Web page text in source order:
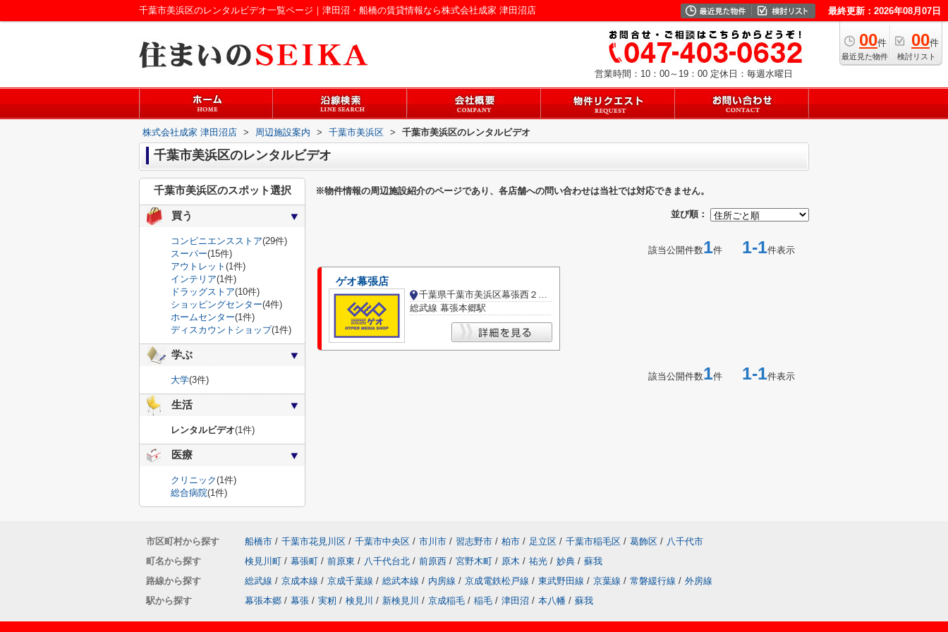
千葉市美浜区のレンタルビデオ一覧ページ｜津田沼・船橋の賃貸情報なら株式会社成家 津田沼店 最終更新：2026年08月07日
00件
最近見た物件
00件
検討リスト
営業時間：10：00～19：00 定休日：毎週水曜日
株式会社成家 津田沼店 > 周辺施設案内 > 千葉市美浜区 > 千葉市美浜区のレンタルビデオ
千葉市美浜区のレンタルビデオ
※物件情報の周辺施設紹介のページであり、各店舗への問い合わせは当社では対応できません。
並び順：
該当公開件数1件 1-1件表示
ゲオ幕張店
千葉県千葉市美浜区幕張西２丁目
総武線 幕張本郷駅
該当公開件数1件 1-1件表示
千葉市美浜区のスポット選択
買う
コンビニエンスストア(29件)
スーパー(15件)
アウトレット (1件)
インテリア(1件)
ドラッグストア(10件)
ショッピングセンター(4件)
ホームセンター(1件)
ディスカウントショップ(1件)
学ぶ
大学(3件)
生活
レンタルビデオ(1件)
医療
クリニック(1件)
総合病院(1件)
市区町村から探す 船橋市 / 千葉市花見川区 / 千葉市中央区 / 市川市 / 習志野市 / 柏市 / 足立区 / 千葉市稲毛区 / 葛飾区 / 八千代市
町名から探す
検見川町 / 幕張町 / 前原東 / 八千代台北 / 前原西 / 宮野木町 / 原木 / 祐光 / 妙典 / 蘇我
路線から探す
総武線 / 京成本線 / 京成千葉線 / 総武本線 / 内房線 / 京成電鉄松戸線 / 東武野田線 / 京葉線 / 常磐緩行線 / 外房線
駅から探す
幕張本郷 / 幕張 / 実籾 / 検見川 / 新検見川 / 京成稲毛 / 稲毛 / 津田沼 / 本八幡 / 蘇我